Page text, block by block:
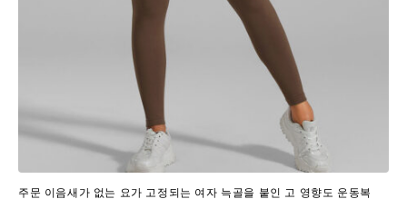
주문 이음새가 없는 요가 고정되는 여자 늑골을 붙인 고 영향도 운동복